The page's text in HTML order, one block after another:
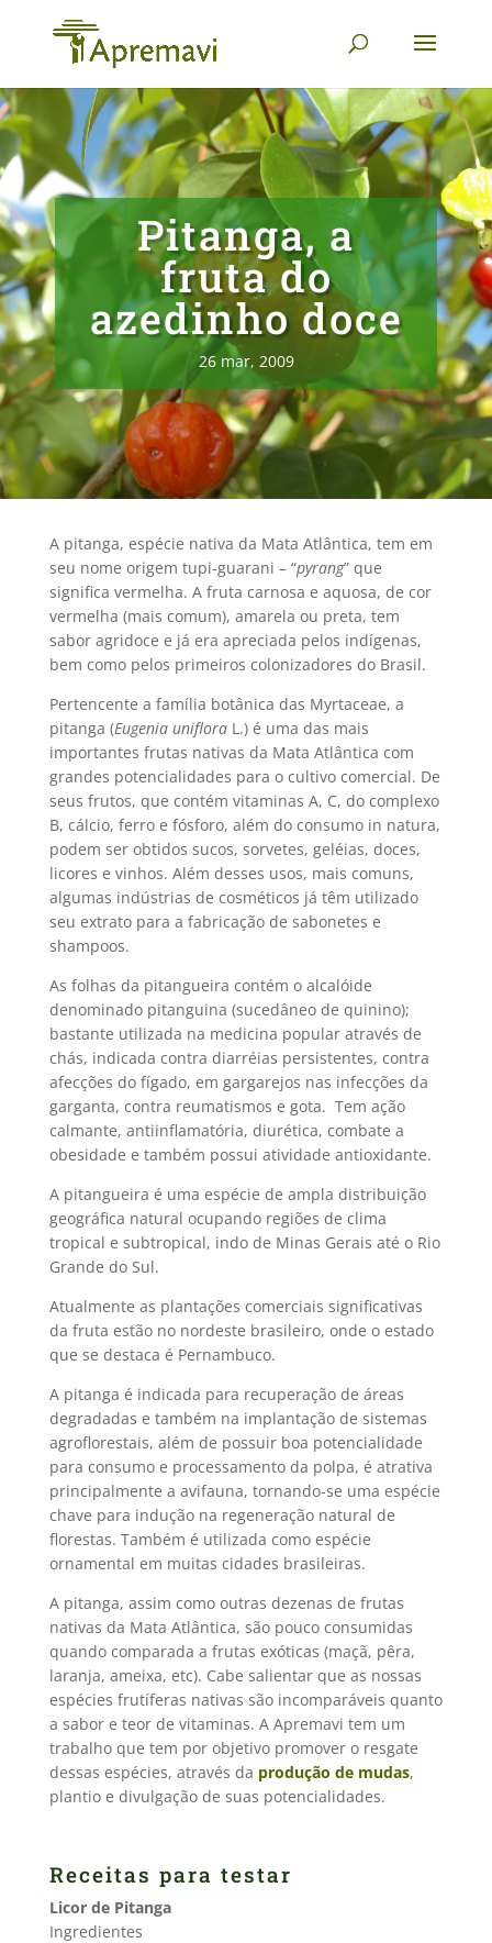
Pitanga, a
fruta do
azedinho doce
26 mar, 2009
A pitanga, espécie nativa da Mata Atlântica, tem em
seu nome origem tupi-guarani – “pyrang” que
significa vermelha. A fruta carnosa e aquosa, de cor
vermelha (mais comum), amarela ou preta, tem
sabor agridoce e já era apreciada pelos indígenas,
bem como pelos primeiros colonizadores do Brasil.
Pertencente a família botânica das Myrtaceae, a
pitanga (Eugenia unifloraL.) é uma das mais
importantes frutas nativas da Mata Atlântica com
grandes potencialidades para o cultivo comercial. De
seus frutos, que contém vitaminas A, C, do complexo
B, cálcio, ferro e fósforo, além do consumo in natura,
podem ser obtidos sucos, sorvetes, geléias, doces,
licores e vinhos. Além desses usos, mais comuns,
algumas indústrias de cosméticos já têm utilizado
seu extrato para a fabricação de sabonetes e
shampoos.
As folhas da pitangueira contém o alcalóide
denominado pitanguina (sucedâneo de quinino);
bastante utilizada na medicina popular através de
chás, indicada contra diarréias persistentes, contra
afecções do fígado, em gargarejos nas infecções da
garganta, contra reumatismos e gota. Tem ação
calmante, antiinflamatória, diurética, combate a
obesidade e também possui atividade antioxidante.
A pitangueira é uma espécie de ampla distribuição
geográfica natural ocupando regiões de clima
tropical e subtropical, indo de Minas Gerais até o Rio
Grande do Sul.
Atualmente as plantações comerciais significativas
da fruta estão no nordeste brasileiro, onde o estado
que se destaca é Pernambuco.
A pitanga é indicada para recuperação de áreas
degradadas e também na implantação de sistemas
agroflorestais, além de possuir boa potencialidade
para consumo e processamento da polpa, é atrativa
principalmente a avifauna, tornando-se uma espécie
chave para indução na regeneração natural de
florestas. Também é utilizada como espécie
ornamental em muitas cidades brasileiras.
A pitanga, assim como outras dezenas de frutas
nativas da Mata Atlântica, são pouco consumidas
quando comparada a frutas exóticas (maçã, pêra,
laranja, ameixa, etc). Cabe salientar que as nossas
espécies frutíferas nativas são incomparáveis quanto
a sabor e teor de vitaminas. A Apremavi tem um
trabalho que tem por objetivo promover o resgate
dessas espécies, através da produção de mudas,
plantio e divulgação de suas potencialidades.
Receitas para testar
Licor de Pitanga
Ingredientes